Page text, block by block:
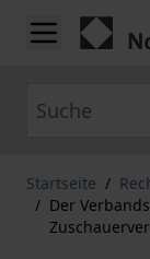
Zum Inhalt
Startseite /
/ Der